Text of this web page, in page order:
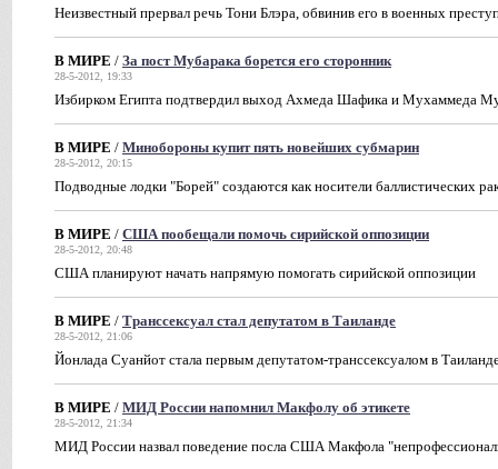
Неизвестный прервал речь Тони Блэра, обвинив его в военных
В МИРЕ / За пост Мубарака борется его сторонник
28-5-2012, 19:33
Избирком Египта подтвердил выход Ахмеда Шафика и Мухаммеда
В МИРЕ / Минобороны купит пять новейших субмарин
28-5-2012, 20:15
Подводные лодки "Борей" создаются как носители баллистических
В МИРЕ / США пообещали помочь сирийской оппозиции
28-5-2012, 20:48
США планируют начать напрямую помогать сирийской оппозиции
В МИРЕ / Транссексуал стал депутатом в Таиланде
28-5-2012, 21:06
Йонлада Суанйот стала первым депутатом-транссексуалом в
В МИРЕ / МИД России напомнил Макфолу об этикете
28-5-2012, 21:34
МИД России назвал поведение посла США Макфола